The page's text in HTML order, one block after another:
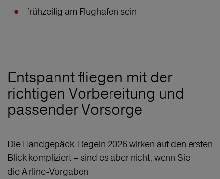
frühzeitig am Flughafen sein
Entspannt fliegen mit der
richtigen Vorbereitung und
passender Vorsorge
Die Handgepäck-Regeln 2026 wirken auf den ersten
Blick kompliziert – sind es aber nicht, wenn Sie
die Airline-Vorgaben